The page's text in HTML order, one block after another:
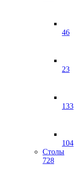
46
23
133
104
Столы
728